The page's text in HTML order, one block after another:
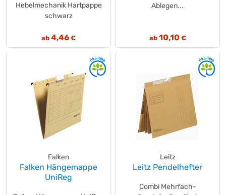
Hebelmechanik Hartpappe
schwarz
ab 4,46 €
Ablegen...
ab 10,10 €
Falken
Falken Hängemappe
UniReg
Leitz
Leitz Pendelhefter
Combi Mehrfach-